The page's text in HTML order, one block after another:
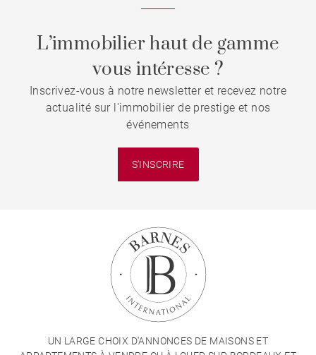
L’immobilier haut de gamme
vous intéresse ?
Inscrivez-vous à notre newsletter et recevez notre
actualité sur l'immobilier de prestige et nos
événements
S'INSCRIRE
UN LARGE CHOIX D'ANNONCES DE MAISONS ET